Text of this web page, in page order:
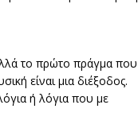
το πρώτο πράγμα που
είναι μια διέξοδος.
ή λόγια που με